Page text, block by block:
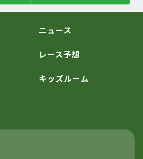
ニュース
レース予想
キッズルーム